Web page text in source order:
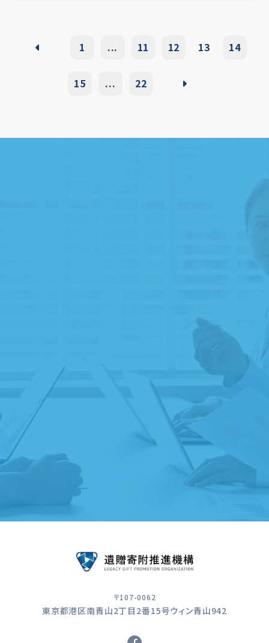
1 ... 11 12 13 14
15 ... 22
ご縁ディングノートのプレゼント
遺贈寄附受付団体のご紹介
〒107-0062
東京都港区南青山2丁目2番15号ウィン青山942